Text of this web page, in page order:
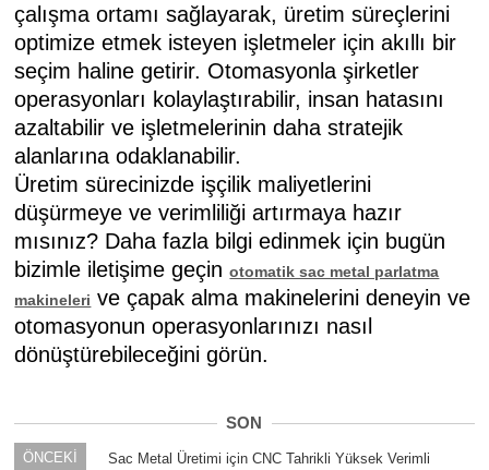
çalışma ortamı sağlayarak, üretim süreçlerini
optimize etmek isteyen işletmeler için akıllı bir
seçim haline getirir. Otomasyonla şirketler
operasyonları kolaylaştırabilir, insan hatasını
azaltabilir ve işletmelerinin daha stratejik
alanlarına odaklanabilir.
Üretim sürecinizde işçilik maliyetlerini
düşürmeye ve verimliliği artırmaya hazır
mısınız? Daha fazla bilgi edinmek için bugün
bizimle iletişime geçinotomatik sac metal parlatma
makineleri ve çapak alma makinelerini deneyin ve
otomasyonun operasyonlarınızı nasıl
dönüştürebileceğini görün.
SON
ÖNCEKİ
Sac Metal Üretimi için CNC Tahrikli Yüksek Verimli